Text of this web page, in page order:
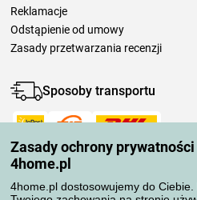
Zasady ochrony prywatności
4home.pl
4home.pl dostosowujemy do
Reklamacje
Odstąpienie od umowy
Zasady przetwarzania recenzji
Sposoby transportu
Metody płatności